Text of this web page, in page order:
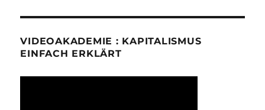
VIDEOAKADEMIE : KAPITALISMUS
EINFACH ERKLÄRT